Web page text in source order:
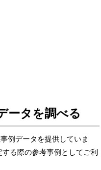
ータを調べる
例データを提供していま
る際の参考事例としてご利